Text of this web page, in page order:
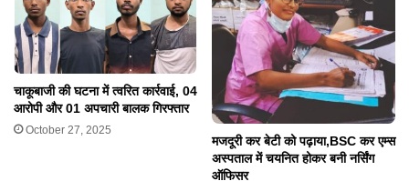
चाकूबाजी की घटना में त्वरित कार्रवाई, 04
आरोपी और 01 अपचारी बालक गिरफ्तार
October 27, 2025
मजदूरी कर बेटी को पढ़ाया,BSC कर एम्स
अस्पताल में चयनित होकर बनी नर्सिंग
ऑफिसर